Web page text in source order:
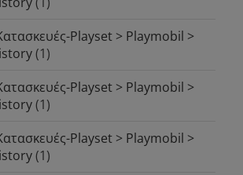
Playset > Playmobil >
(1)
Playset > Playmobil >
(1)
Playset > Playmobil >
(1)